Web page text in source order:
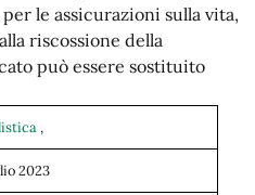
le assicurazioni sulla vita,
riscossione della
può essere sostituito
,
2023